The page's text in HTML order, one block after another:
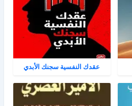
عقدك النفسية سجنك الأبدي